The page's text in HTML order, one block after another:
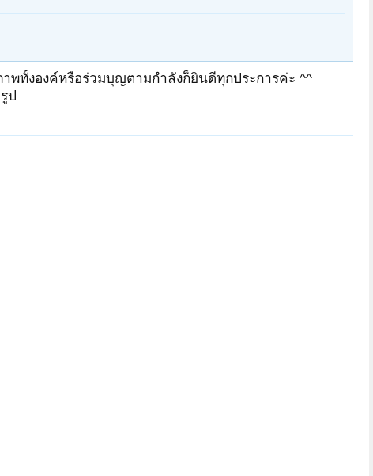
พทั้งองค์หรือร่วมบุญตามกำลังก็ยินดีทุกประการค่ะ ^^
ป